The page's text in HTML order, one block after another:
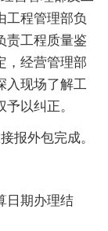
工程管理部负
责工程质量鉴
，经营管理部
入现场了解工
以纠正。
外包完成。
期办理结